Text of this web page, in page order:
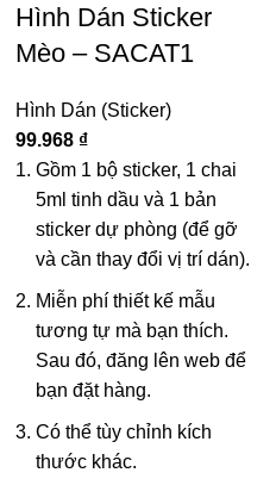
Hình Dán Sticker
Mèo – SACAT1
Hình Dán (Sticker)
99.968 ₫
Gồm 1 bộ sticker, 1 chai
5ml tinh dầu và 1 bản
sticker dự phòng (để gỡ
và cần thay đổi vị trí dán).
Miễn phí thiết kế mẫu
tương tự mà bạn thích.
Sau đó, đăng lên web để
bạn đặt hàng.
Có thể tùy chỉnh kích
thước khác.